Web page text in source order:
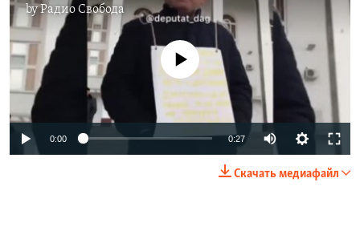
byРадио Свобода
No media source currently available
0:00 0:27
Скачать медиафайл